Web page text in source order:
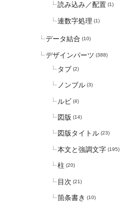
読み込み／配置 (1)
連数字処理 (1)
データ結合 (10)
デザインパーツ (388)
タブ (2)
ノンブル (3)
ルビ (4)
図版 (14)
図版タイトル (23)
本文と強調文字 (195)
柱 (20)
目次 (21)
箇条書き (10)